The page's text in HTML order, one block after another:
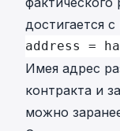
достигается
address =
Имея адрес
контракта и
можно